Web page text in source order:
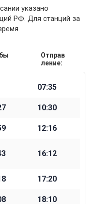
указано
РФ. Для станций за
Отправ
ление:
07:35
10:30
12:16
16:12
17:20
18:10